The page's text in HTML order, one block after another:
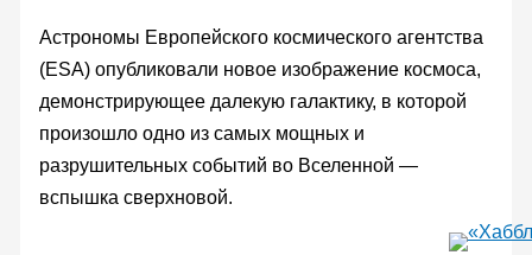
Астрономы Европейского космического агентства
(ESA) опубликовали новое изображение космоса,
демонстрирующее далекую галактику, в которой
произошло одно из самых мощных и
разрушительных событий во Вселенной —
вспышка сверхновой.